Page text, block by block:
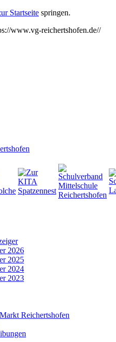
Startseite springen.
www.vg-reichertshofen.de//
2026
2025
2024
2023
Reichertshofen